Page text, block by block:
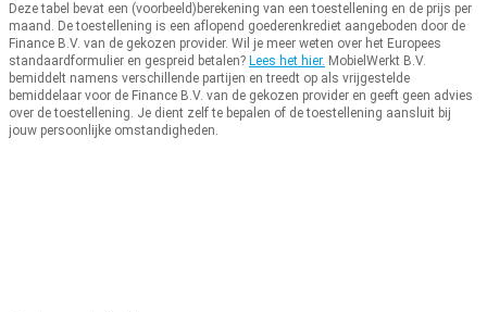
Deze tabel bevat een (voorbeeld)berekening van een toestellening en de prijs per
maand. De toestellening is een aflopend goederenkrediet aangeboden door de
Finance B.V. van de gekozen provider. Wil je meer weten over het Europees
standaardformulier en gespreid betalen? Lees het hier. MobielWerkt B.V.
bemiddelt namens verschillende partijen en treedt op als vrijgestelde
bemiddelaar voor de Finance B.V. van de gekozen provider en geeft geen advies
over de toestellening. Je dient zelf te bepalen of de toestellening aansluit bij
jouw persoonlijke omstandigheden.